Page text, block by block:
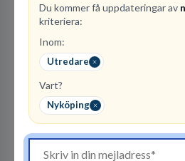
Du kommer få uppdateringar av
kriteriera:
Inom:
Utredare
Vart?
Nyköping
100lediga jobb
Ett uppdrag att göra hela
kollegor gör vi det möjligt.